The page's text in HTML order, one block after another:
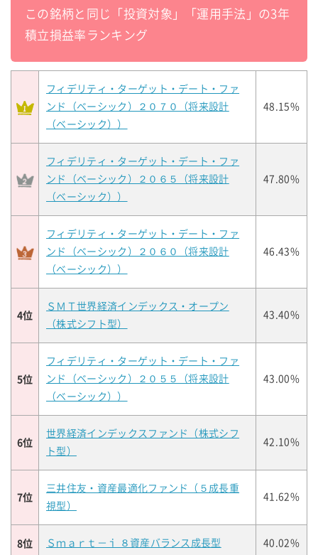
この銘柄と同じ「投資対象」「運用手法」の3年
積立損益率ランキング
フィデリティ・ターゲット・デート・ファ
ンド（ベーシック）２０７０（将来設計
（ベーシック））
48.15%
フィデリティ・ターゲット・デート・ファ
ンド（ベーシック）２０６５（将来設計
（ベーシック））
47.80%
フィデリティ・ターゲット・デート・ファ
ンド（ベーシック）２０６０（将来設計
（ベーシック））
46.43%
4位
ＳＭＴ世界経済インデックス・オープン
（株式シフト型）
43.40%
5位
フィデリティ・ターゲット・デート・ファ
ンド（ベーシック）２０５５（将来設計
（ベーシック））
43.00%
6位
世界経済インデックスファンド（株式シフ
ト型）
42.10%
7位
三井住友・資産最適化ファンド（５成長重
視型）
41.62%
8位 Ｓｍａｒｔ－ｉ ８資産バランス成長型 40.02%